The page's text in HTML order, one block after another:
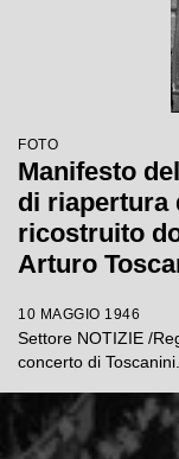
FOTO
Manifesto
di riapertura
ricostruito
Arturo
10 MAGGIO 1946
Settore NOTIZIE /
concerto di